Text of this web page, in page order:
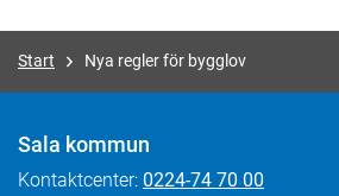
Start Nya regler för bygglov
Sala kommun
Kontaktcenter: 0224-74 70 00